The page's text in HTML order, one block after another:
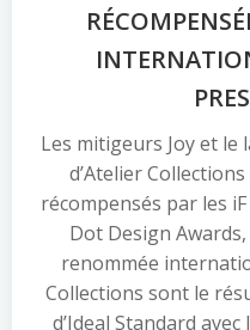
Les mitigeurs Joy et le
d’Atelier
récompensés par les iF
Dot Design
renommée
Collections sont le
d’Ideal Standard